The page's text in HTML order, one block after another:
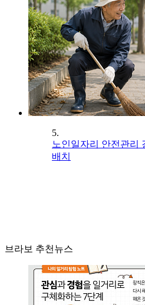
5.
노인일자리 안전관리
배치
브라보 추천뉴스